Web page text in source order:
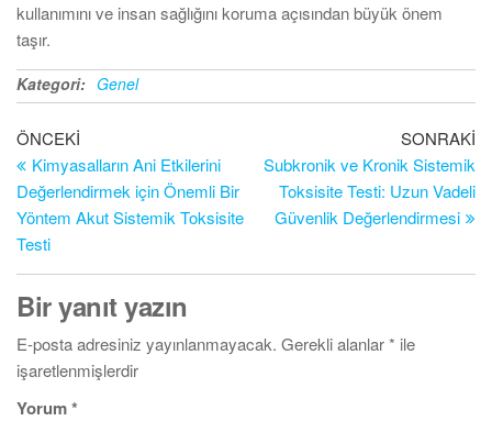
kullanımını ve insan sağlığını koruma açısından büyük önem
taşır.
Kategori: Genel
Yazı
gezinmesi
Önceki
Yazı
ÖNCEKI
Kimyasalların Ani Etkilerini
Değerlendirmek için Önemli Bir
Yöntem Akut Sistemik Toksisite
Testi
SONRAKI
Subkronik ve Kronik Sistemik
Toksisite Testi: Uzun Vadeli
Güvenlik Değerlendirmesi
Bir yanıt yazın
E-posta adresiniz yayınlanmayacak. Gerekli alanlar* ile
işaretlenmişlerdir
Yorum*